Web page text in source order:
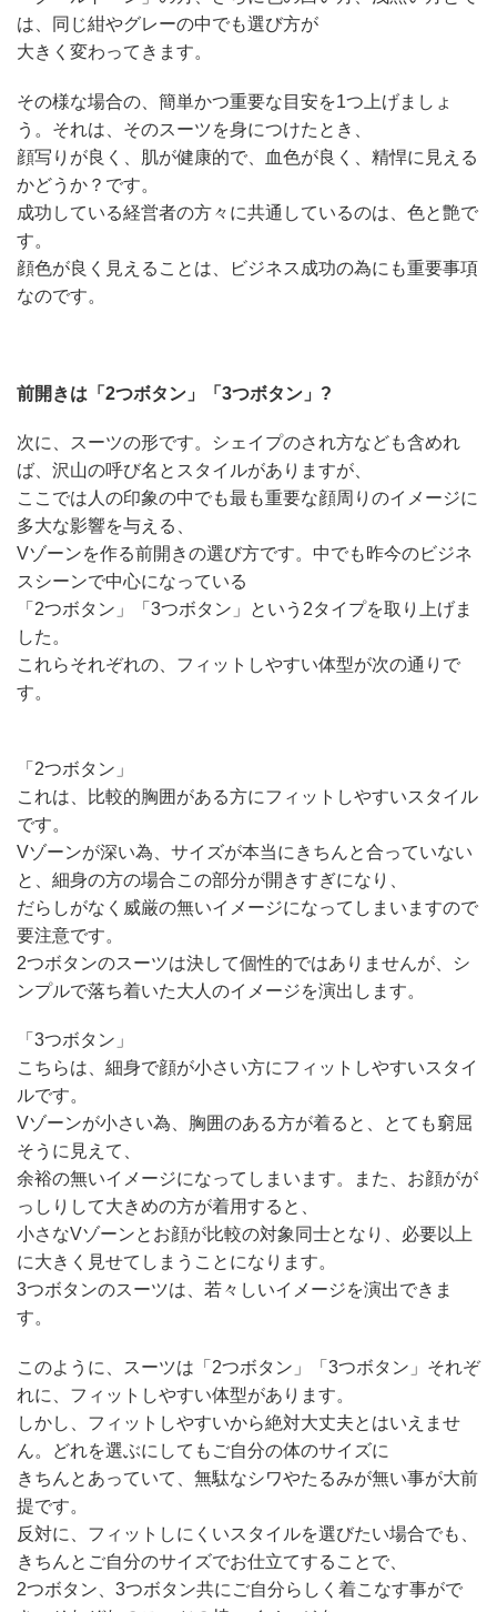
は、同じ紺やグレーの中でも選び方が
大きく変わってきます。
その様な場合の、簡単かつ重要な目安を1つ上げましょ
う。それは、そのスーツを身につけたとき、
顔写りが良く、肌が健康的で、血色が良く、精悍に見える
かどうか？です。
成功している経営者の方々に共通しているのは、色と艶で
す。
顔色が良く見えることは、ビジネス成功の為にも重要事項
なのです。
前開きは「2つボタン」「3つボタン」?
次に、スーツの形です。シェイプのされ方なども含めれ
ば、沢山の呼び名とスタイルがありますが、
ここでは人の印象の中でも最も重要な顔周りのイメージに
多大な影響を与える、
Vゾーンを作る前開きの選び方です。中でも昨今のビジネ
スシーンで中心になっている
「2つボタン」「3つボタン」という2タイプを取り上げま
した。
これらそれぞれの、フィットしやすい体型が次の通りで
す。
「2つボタン」
これは、比較的胸囲がある方にフィットしやすいスタイル
です。
Vゾーンが深い為、サイズが本当にきちんと合っていない
と、細身の方の場合この部分が開きすぎになり、
だらしがなく威厳の無いイメージになってしまいますので
要注意です。
2つボタンのスーツは決して個性的ではありませんが、シ
ンプルで落ち着いた大人のイメージを演出します。
「3つボタン」
こちらは、細身で顔が小さい方にフィットしやすいスタイ
ルです。
Vゾーンが小さい為、胸囲のある方が着ると、とても窮屈
そうに見えて、
余裕の無いイメージになってしまいます。また、お顔がが
っしりして大きめの方が着用すると、
小さなVゾーンとお顔が比較の対象同士となり、必要以上
に大きく見せてしまうことになります。
3つボタンのスーツは、若々しいイメージを演出できま
す。
このように、スーツは「2つボタン」「3つボタン」それぞ
れに、フィットしやすい体型があります。
しかし、フィットしやすいから絶対大丈夫とはいえませ
ん。どれを選ぶにしてもご自分の体のサイズに
きちんとあっていて、無駄なシワやたるみが無い事が大前
提です。
反対に、フィットしにくいスタイルを選びたい場合でも、
きちんとご自分のサイズでお仕立てすることで、
2つボタン、3つボタン共にご自分らしく着こなす事がで